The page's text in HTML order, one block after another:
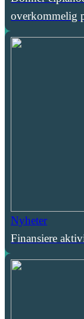
overkommelig
Nyheter
Finansiere